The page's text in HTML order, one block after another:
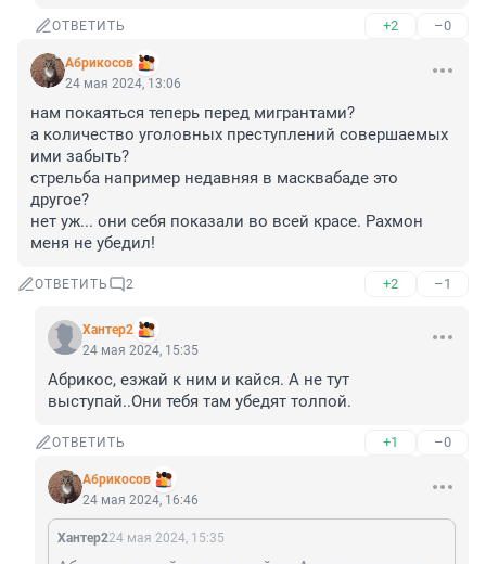
ОТВЕТИТЬ +2 –0
Абрикосов
24 мая 2024, 13:06
нам покаяться теперь перед мигрантами?
а количество уголовных преступлений совершаемых
ими забыть?
стрельба например недавняя в масквабаде это
другое?
нет уж... они себя показали во всей красе. Рахмон
меня не убедил!
ОТВЕТИТЬ 2 +2 –1
Хантер2
24 мая 2024, 15:35
Абрикос, езжай к ним и кайся. А не тут
выступай..Они тебя там убедят толпой.
ОТВЕТИТЬ +1 –0
Абрикосов
24 мая 2024, 16:46
Хантер224 мая 2024, 15:35